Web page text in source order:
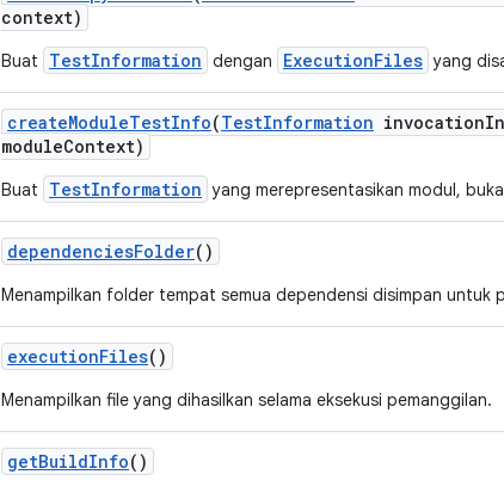
context)
Buat TestInformation dengan ExecutionFiles yang
createModuleTestInfo(TestInformation invocation
moduleContext)
Buat TestInformation yang merepresentasikan modul,
dependenciesFolder()
Menampilkan folder tempat semua dependensi disimpan untuk
executionFiles()
Menampilkan file yang dihasilkan selama eksekusi pemanggilan.
getBuildInfo()